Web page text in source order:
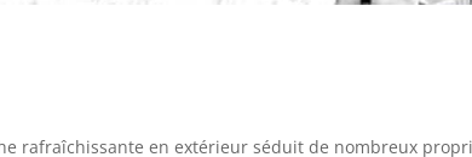
rafraîchissante en extérieur séduit de nombreux